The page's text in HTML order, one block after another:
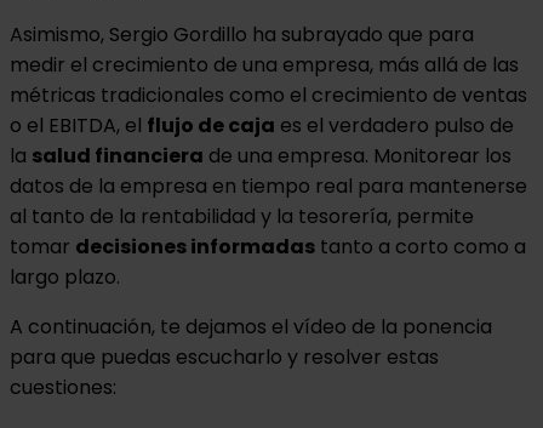
Asimismo, Sergio Gordillo ha subrayado que para
medir el crecimiento de una empresa, más allá de las
métricas tradicionales como el crecimiento de ventas
o el EBITDA, el flujo de caja es el verdadero pulso de
la salud financiera de una empresa. Monitorear los
datos de la empresa en tiempo real para mantenerse
al tanto de la rentabilidad y la tesorería, permite
tomar decisiones informadas tanto a corto como a
largo plazo.
A continuación, te dejamos el vídeo de la ponencia
para que puedas escucharlo y resolver estas
cuestiones: